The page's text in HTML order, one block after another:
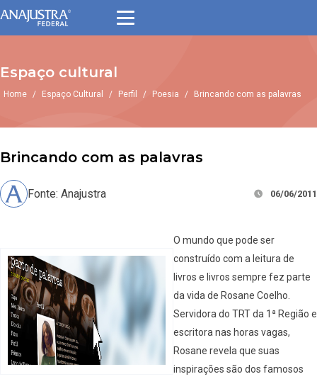
Espaço cultural
Home / Espaço Cultural / Perfil / Poesia / Brincando com as palavras
Brincando com as palavras
Fonte: Anajustra 06/06/2011
O mundo que pode ser
construído com a leitura de
livros e livros sempre fez parte
da vida de Rosane Coelho.
Servidora do TRT da 1ª Região e
escritora nas horas vagas,
Rosane revela que suas
inspirações são dos famosos